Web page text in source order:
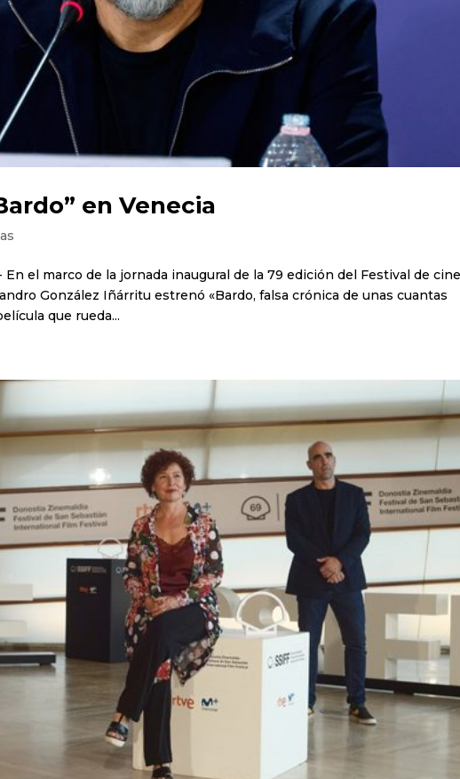
en Venecia
el marco de la jornada inaugural de la 79 edición del Festival de
González Iñárritu estrenó «Bardo, falsa crónica de unas cuantas
que rueda...